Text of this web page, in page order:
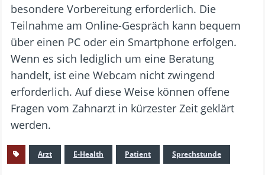
besondere Vorbereitung erforderlich. Die
Teilnahme am Online-Gespräch kann bequem
über einen PC oder ein Smartphone erfolgen.
Wenn es sich lediglich um eine Beratung
handelt, ist eine Webcam nicht zwingend
erforderlich. Auf diese Weise können offene
Fragen vom Zahnarzt in kürzester Zeit geklärt
werden.
Arzt E-Health Patient Sprechstunde